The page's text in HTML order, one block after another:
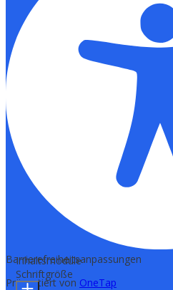
Barrierefreiheitsanpassungen
Präsentiert von OneTap
Inhaltsmodule
Schriftgröße